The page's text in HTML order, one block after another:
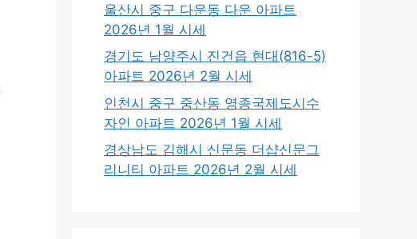
울산시 중구 다운동 다운 아파트
2026년 1월 시세
경기도 남양주시 진건읍 현대(816-5)
아파트 2026년 2월 시세
인천시 중구 중산동 영종국제도시수
자인 아파트 2026년 1월 시세
경상남도 김해시 신문동 더샵신문그
리니티 아파트 2026년 2월 시세